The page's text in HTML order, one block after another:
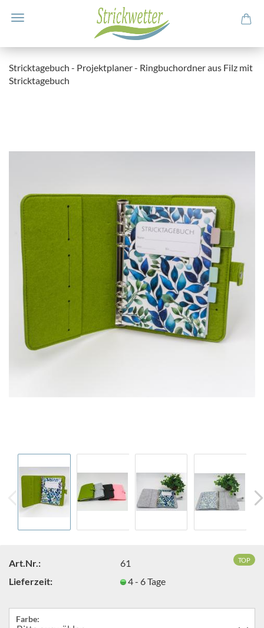
Stricktagebuch - Projektplaner - Ringbuchordner aus Filz mit
Stricktagebuch
TOP
Art.Nr.:
61
Lieferzeit:
4 - 6 Tage
Farbe: